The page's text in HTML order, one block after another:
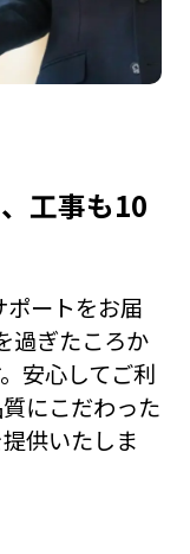
⼯事も10
ートをお届
過ぎたころか
安⼼してご利
にこだわった
供いたしま